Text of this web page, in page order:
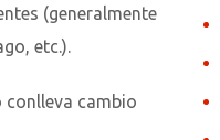
(generalmente
etc.).
conlleva cambio